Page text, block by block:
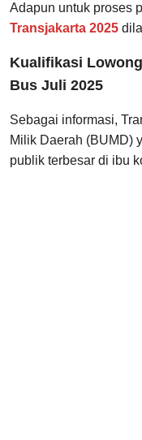
Adapun untuk proses
Transjakarta 2025
Kualifikasi
Bus Juli 2025
Sebagai informasi,
Milik Daerah (BUMD)
publik terbesar di ibu